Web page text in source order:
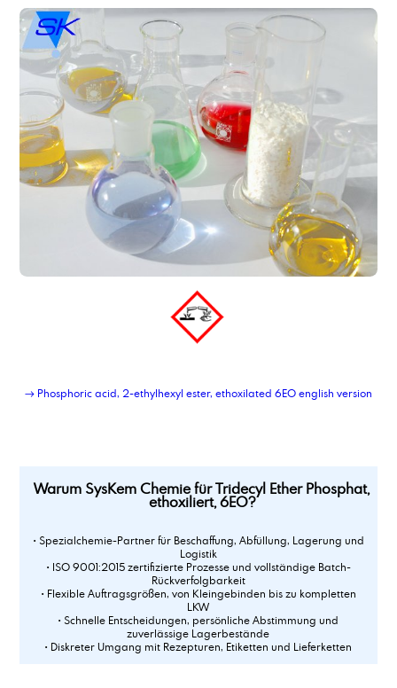
Trimethylolpropantrioleat TMP Ester
Trinatriumcitrat Dihydrat
Trioctylphosphat
Tripropylenglykolmonomethylether, TPM
→ Phosphoric acid, 2-ethylhexyl ester, ethoxilated 6EO english version
Warum SysKem Chemie für Tridecyl Ether Phosphat,
ethoxiliert, 6EO?
• Spezialchemie-Partner für Beschaffung, Abfüllung, Lagerung und
Logistik
• ISO 9001:2015 zertifizierte Prozesse und vollständige Batch-
Rückverfolgbarkeit
• Flexible Auftragsgrößen, von Kleingebinden bis zu kompletten
LKW
• Schnelle Entscheidungen, persönliche Abstimmung und
zuverlässige Lagerbestände
• Diskreter Umgang mit Rezepturen, Etiketten und Lieferketten